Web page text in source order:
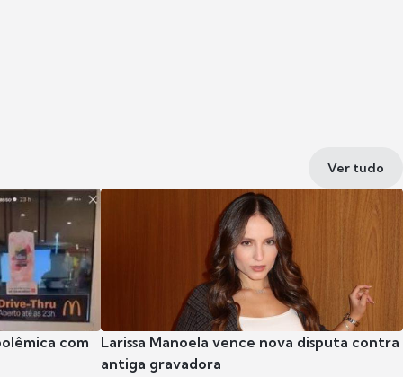
Ver tudo
com
Larissa Manoela vence nova disputa contra
antiga gravadora